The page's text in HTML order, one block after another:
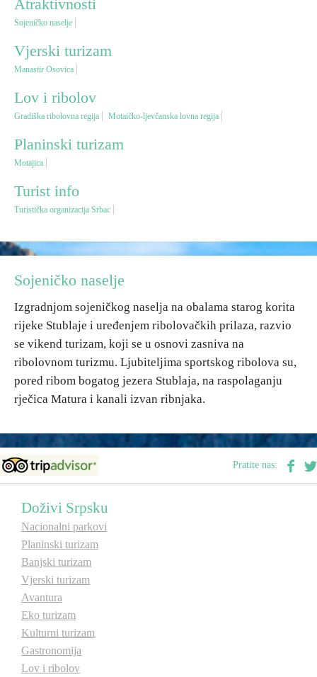
Avantura
Eko turizam
Kulturni turizam
Gastronomija
Seoski turizam
Omladinski turizam
Destinacije
Spisak destinacija
Mapa destinacija
Manifestacije
Smještaj
Multimedija
Foto
Video
E-Brochure
Atraktivnosti
Sojeničko naselje
Vjerski turizam
Manastir Osovica
Lov i ribolov
Gradiška ribolovna regija Motaičko-ljevčanska lovna regija
Planinski turizam
Motajica
Turist info
Turistička organizacija Srbac
Sojeničko naselje
Izgradnjom sojeničkog naselja na obalama starog korita
rijeke Stublaje i uređenjem ribolovačkih prilaza, razvio
se vikend turizam, koji se u osnovi zasniva na
ribolovnom turizmu. Ljubiteljima sportskog ribolova su,
pored ribom bogatog jezera Stublaja, na raspolaganju
rječica Matura i kanali izvan ribnjaka.
Pratite nas:
Doživi Srpsku
Nacionalni parkovi
Planinski turizam
Banjski turizam
Vjerski turizam
Avantura
Eko turizam
Kulturni turizam
Gastronomija
Lov i ribolov